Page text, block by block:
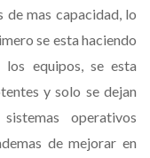
de mas capacidad, lo
se esta haciendo
equipos, se esta
y solo se dejan
operativos
de mejorar en